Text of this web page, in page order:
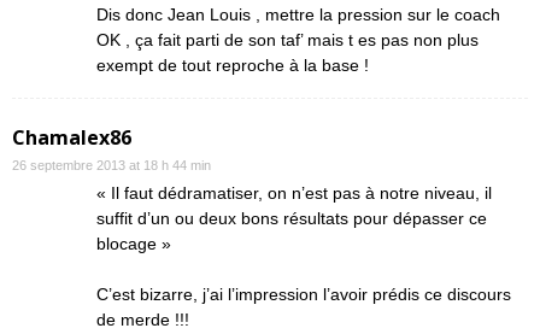
Dis donc Jean Louis , mettre la pression sur le coach
OK , ça fait parti de son taf’ mais t es pas non plus
exempt de tout reproche à la base !
Chamalex86
26 septembre 2013 at 18 h 44 min
« Il faut dédramatiser, on n’est pas à notre niveau, il
suffit d’un ou deux bons résultats pour dépasser ce
blocage »
C’est bizarre, j’ai l’impression l’avoir prédis ce discours
de merde !!!